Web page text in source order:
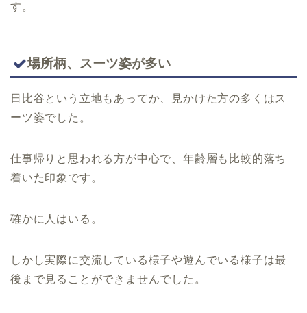
す。
場所柄、スーツ姿が多い
日比谷という立地もあってか、見かけた方の多くはス
ーツ姿でした。
仕事帰りと思われる方が中心で、年齢層も比較的落ち
着いた印象です。
確かに人はいる。
しかし実際に交流している様子や遊んでいる様子は最
後まで見ることができませんでした。